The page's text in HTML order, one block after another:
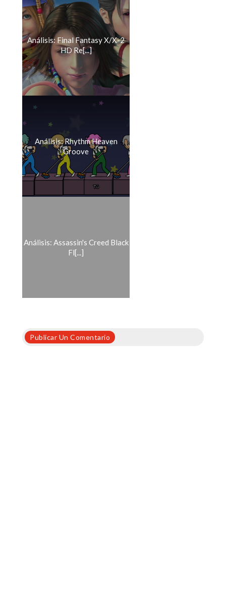
Análisis: Final Fantasy X/X-2
HD Re[...]
Análisis: Rhythm Heaven
Groove
Análisis: Assassin's Creed Black
Fl[...]
Publicar Un Comentario